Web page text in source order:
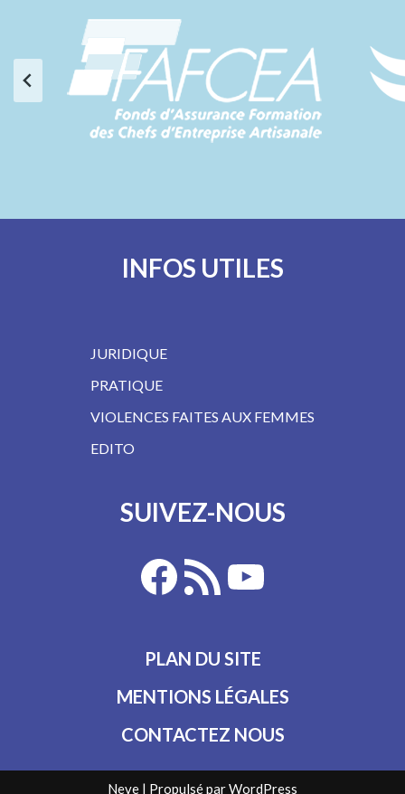
INFOS UTILES
JURIDIQUE
PRATIQUE
VIOLENCES FAITES AUX FEMMES
EDITO
SUIVEZ-NOUS
PLAN DU SITE
MENTIONS LÉGALES
CONTACTEZ NOUS
Neve | Propulsé parWordPress